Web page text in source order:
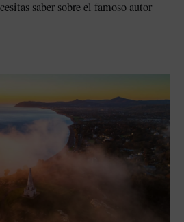
saber sobre el famoso autor